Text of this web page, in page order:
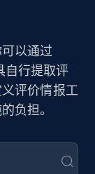
以通过
自行提取评
评价情报工
负担。